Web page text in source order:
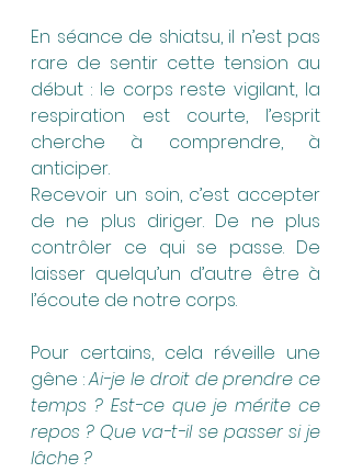
En séance de shiatsu, il n’est pas
rare de sentir cette tension au
début : le corps reste vigilant, la
respiration est courte, l’esprit
cherche à comprendre, à
anticiper.
Recevoir un soin, c’est accepter
de ne plus diriger. De ne plus
contrôler ce qui se passe. De
laisser quelqu’un d’autre être à
l’écoute de notre corps.
Pour certains, cela réveille une
gêne : Ai-je le droit de prendre ce
temps ? Est-ce que je mérite ce
repos ? Que va-t-il se passer si je
lâche ?